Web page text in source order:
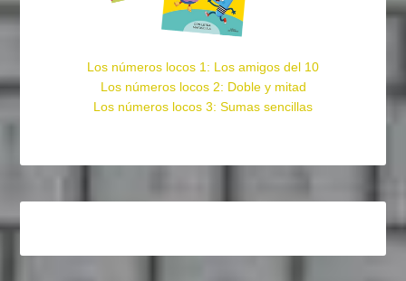
Los números locos 1: Los amigos del 10
Los números locos 2: Doble y mitad
Los números locos 3: Sumas sencillas